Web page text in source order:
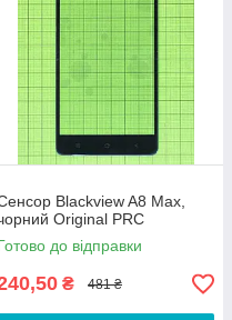
Blackview A8 Max,
Original PRC
до відправки
₴ 481 ₴